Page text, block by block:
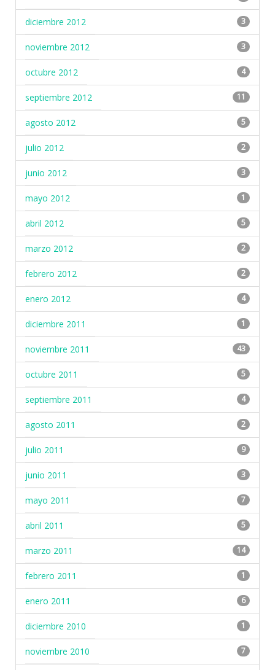
diciembre 2012 3
noviembre 2012 3
octubre 2012 4
septiembre 2012 11
agosto 2012 5
julio 2012 2
junio 2012 3
mayo 2012 1
abril 2012 5
marzo 2012 2
febrero 2012 2
enero 2012 4
diciembre 2011 1
noviembre 2011 43
octubre 2011 5
septiembre 2011 4
agosto 2011 2
julio 2011 9
junio 2011 3
mayo 2011 7
abril 2011 5
marzo 2011 14
febrero 2011 1
enero 2011 6
diciembre 2010 1
noviembre 2010 7